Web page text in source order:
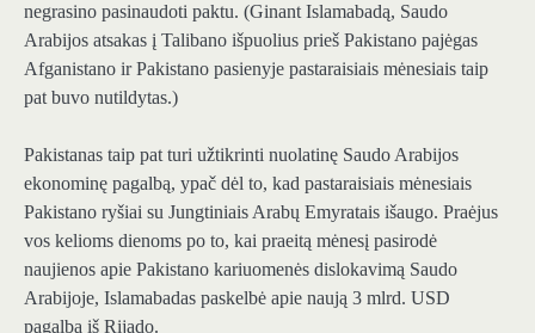
negrasino pasinaudoti paktu. (Ginant Islamabadą, Saudo
Arabijos atsakas į Talibano išpuolius prieš Pakistano pajėgas
Afganistano ir Pakistano pasienyje pastaraisiais mėnesiais taip
pat buvo nutildytas.)
Pakistanas taip pat turi užtikrinti nuolatinę Saudo Arabijos
ekonominę pagalbą, ypač dėl to, kad pastaraisiais mėnesiais
Pakistano ryšiai su Jungtiniais Arabų Emyratais išaugo. Praėjus
vos kelioms dienoms po to, kai praeitą mėnesį pasirodė
naujienos apie Pakistano kariuomenės dislokavimą Saudo
Arabijoje, Islamabadas paskelbė apie naują 3 mlrd. USD
pagalbą iš Rijado.